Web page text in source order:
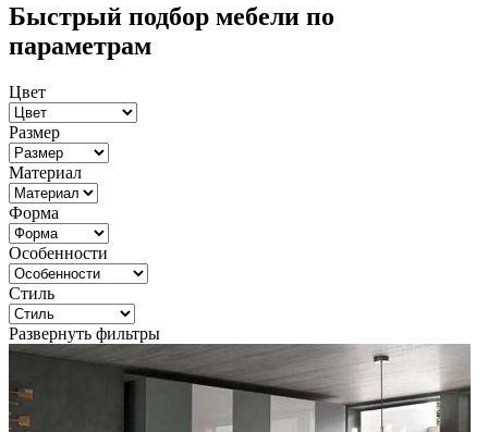
Быстрый подбор мебели по
параметрам
Цвет
Размер
Материал
Форма
Особенности
Стиль
Развернуть фильтры